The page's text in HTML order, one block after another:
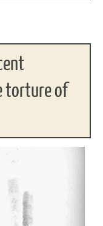
torture of